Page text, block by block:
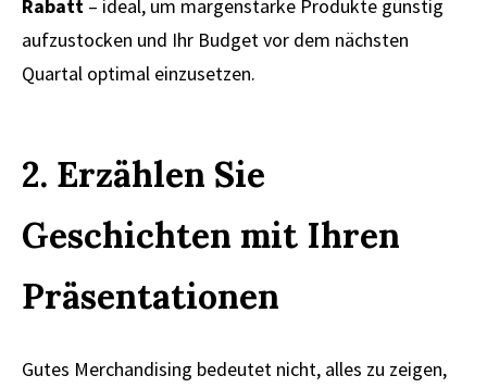
Rabatt – ideal, um margenstarke Produkte günstig
aufzustocken und Ihr Budget vor dem nächsten
Quartal optimal einzusetzen.
2. Erzählen Sie
Geschichten mit Ihren
Präsentationen
Gutes Merchandising bedeutet nicht, alles zu zeigen,